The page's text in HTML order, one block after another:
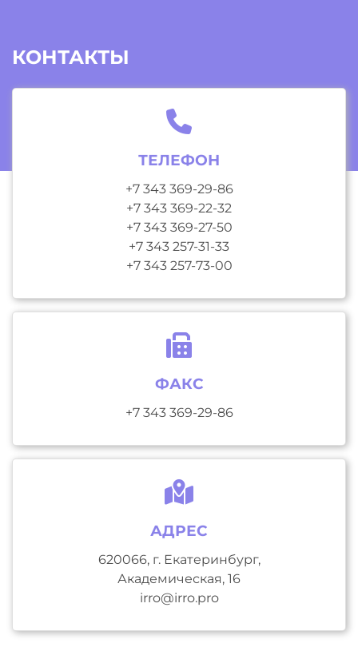
КОНТАКТЫ
ТЕЛЕФОН
+7 343 369-29-86
+7 343 369-22-32
+7 343 369-27-50
+7 343 257-31-33
+7 343 257-73-00
ФАКС
+7 343 369-29-86
АДРЕС
620066, г. Екатеринбург,
Академическая, 16
irro@irro.pro